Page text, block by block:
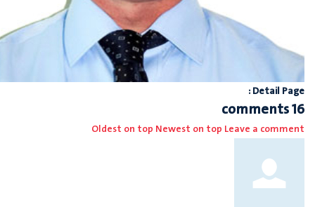
Detail Page :
16
comments
Leave a comment
Newest on top
Oldest on top